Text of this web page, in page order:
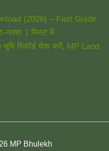
(2026) – Fast Guide
नक्शा 1 मिनट में
रिकॉर्ड चेक करें, MP Land
MP Bhulekh